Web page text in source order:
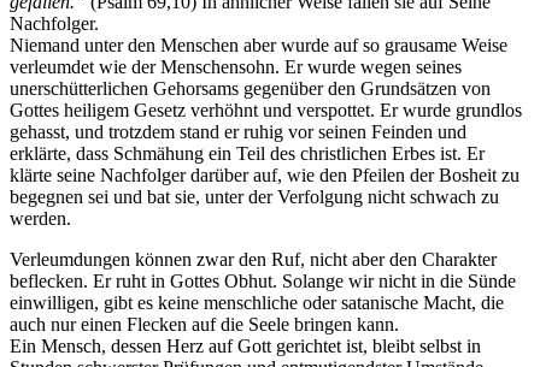
Nachfolger.
Niemand unter den Menschen aber wurde auf so grausame Weise
verleumdet wie der Menschensohn. Er wurde wegen seines
unerschütterlichen Gehorsams gegenüber den Grundsätzen von
Gottes heiligem Gesetz verhöhnt und verspottet. Er wurde grundlos
gehasst, und trotzdem stand er ruhig vor seinen Feinden und
erklärte, dass Schmähung ein Teil des christlichen Erbes ist. Er
klärte seine Nachfolger darüber auf, wie den Pfeilen der Bosheit zu
begegnen sei und bat sie, unter der Verfolgung nicht schwach zu
werden.
Verleumdungen können zwar den Ruf, nicht aber den Charakter
beflecken. Er ruht in Gottes Obhut. Solange wir nicht in die Sünde
einwilligen, gibt es keine menschliche oder satanische Macht, die
auch nur einen Flecken auf die Seele bringen kann.
Ein Mensch, dessen Herz auf Gott gerichtet ist, bleibt selbst in